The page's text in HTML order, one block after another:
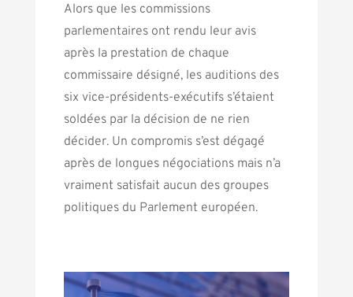
Alors que les commissions
parlementaires ont rendu leur avis
après la prestation de chaque
commissaire désigné, les auditions des
six vice-présidents-exécutifs s’étaient
soldées par la décision de ne rien
décider. Un compromis s’est dégagé
après de longues négociations mais n’a
vraiment satisfait aucun des groupes
politiques du Parlement européen.